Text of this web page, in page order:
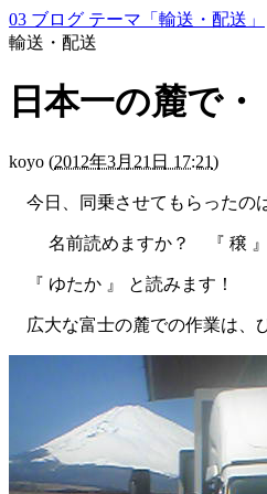
03 ブログ テーマ「輸送・配送」
輸送・配送
日本一の麓で・
koyo (2012年3月21日 17:21)
今日、同乗させてもら
名前読めますか？ 『 穣 』
『 ゆたか 』 と読みます！
広大な富士の麓での作業は、